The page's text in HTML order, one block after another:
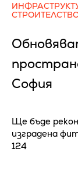
София
Ще бъде
изградена
124